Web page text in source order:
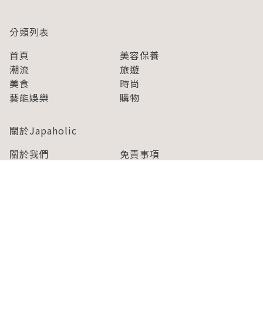
分類列表
首頁
美容保養
潮流
旅遊
美食
時尚
藝能娛樂
購物
關於Japaholic
關於我們
免責事項